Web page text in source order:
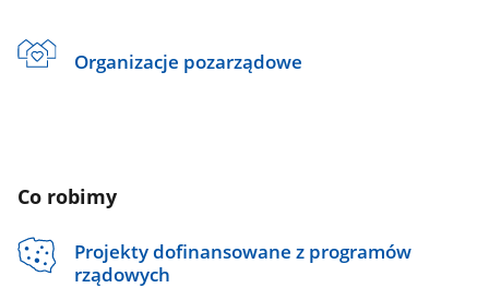
Organizacje pozarządowe
Co robimy
Projekty dofinansowane z programów
rządowych